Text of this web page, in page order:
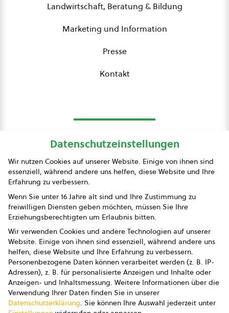
Landwirtschaft, Beratung & Bildung
Marketing und Information
Presse
Kontakt
Presse
Impressum
Datenschutz
AGB
AGB Marketing GmbH
AGB Bildung
Newsletter
Datenschutzeinstellungen
Wir nutzen Cookies auf unserer Website. Einige von ihnen sind
essenziell, während andere uns helfen, diese Website und Ihre
Erfahrung zu verbessern.
Wenn Sie unter 16 Jahre alt sind und Ihre Zustimmung zu
freiwilligen Diensten geben möchten, müssen Sie Ihre
Erziehungsberechtigten um Erlaubnis bitten.
Wir verwenden Cookies und andere Technologien auf unserer
Website. Einige von ihnen sind essenziell, während andere uns
helfen, diese Website und Ihre Erfahrung zu verbessern.
Personenbezogene Daten können verarbeitet werden (z. B. IP-
Adressen), z. B. für personalisierte Anzeigen und Inhalte oder
Anzeigen- und Inhaltsmessung. Weitere Informationen über die
Verwendung Ihrer Daten finden Sie in unserer
Datenschutzerklärung. Sie können Ihre Auswahl jederzeit unter